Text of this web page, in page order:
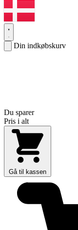
Din indkøbskurv
Du sparer
Pris i alt
Gå til kassen